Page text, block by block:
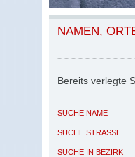
NAMEN,
Bereits verlegte
SUCHE NAME
SUCHE STRASSE
SUCHE IN BEZIRK